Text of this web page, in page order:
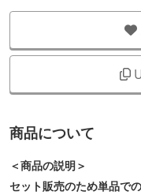
商品について
＜商品の説明＞
セット販売のため単品で